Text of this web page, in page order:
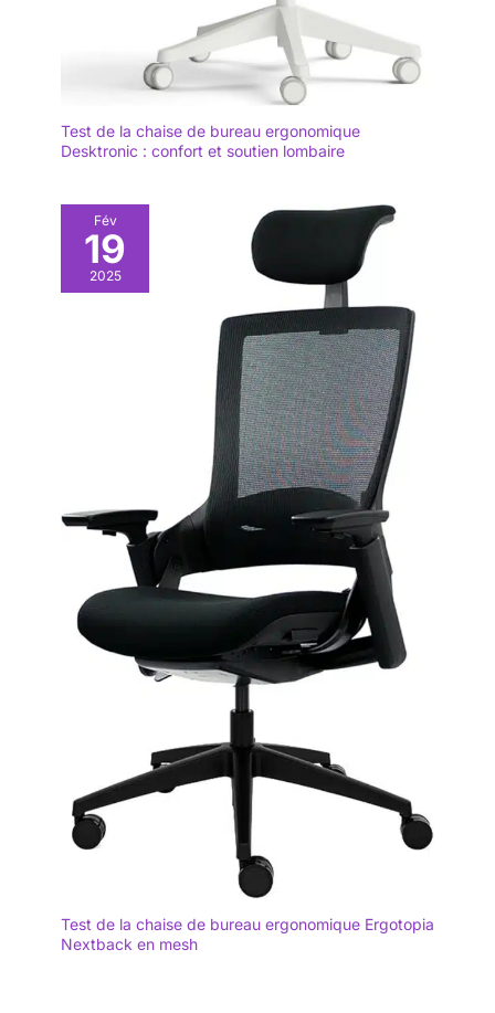
Test de la chaise de bureau ergonomique
Desktronic : confort et soutien lombaire
Fév
19
2025
Test de la chaise de bureau ergonomique Ergotopia
Nextback en mesh